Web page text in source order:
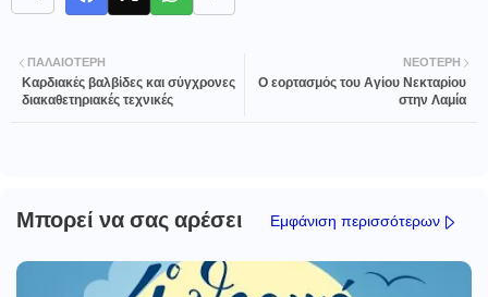
ΝΕΌΤΕΡΗ
Ο εορτασμός του Αγίου Νεκταρίου
στην Λαμία
ΠΑΛΑΙΌΤΕΡΗ
Καρδιακές βαλβίδες και σύγχρονες
διακαθετηριακές τεχνικές
Μπορεί να σας αρέσει Εμφάνιση περισσότερων